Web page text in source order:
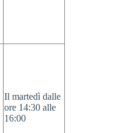
Il martedì dalle
ore 14:30 alle
16:00